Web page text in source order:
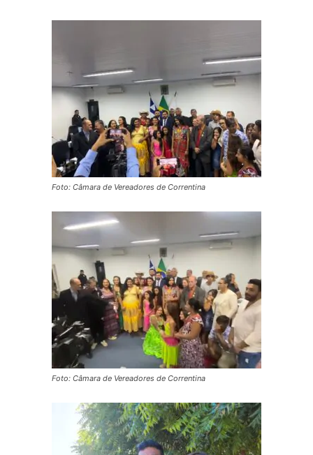
Foto: Câmara de Vereadores de Correntina
Foto: Câmara de Vereadores de Correntina